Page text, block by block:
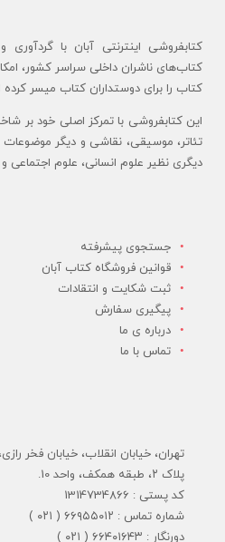
کتابفروشی اینترنتی آبان با
کتاب‌های ناشران داخلی سراسر کشور،
کتاب را برای دوستداران کتاب میسر
این کتابفروشی با تمرکز اصلی خود بر
تئاتر، موسیقی، نقاشی و دیگر
دیگری نظیر علوم انسانی، علوم اجتماعی و
جستجوی پیشرفته
قوانین فروشگاه کتاب آبان
ثبت شکایت و انتقادات
پیگیری سفارش
درباره ی ما
تماس با ما
تهران، خیابان انقلاب، خیابان فخر
پلاک ۲، طبقه همکف، واحد 10.
کد پستی : 1314734866
شماره تماس : ۶۶۹۵۵۰۱۲ ( ۰۲۱ )
دورنگار : ۶۶۴۰۱۶۴۳ ( ۰۲۱ )